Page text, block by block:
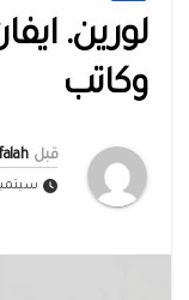
لورين.
وكاتب
قبل
سبتمبر 20,